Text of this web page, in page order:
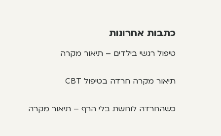
כתבות אחרונות
טיפול רגשי בילדים – תיאור מקרה
תיאור מקרה חרדה בטיפול CBT
כשהחרדה לוחשת בלי הרף – תיאור מקרה